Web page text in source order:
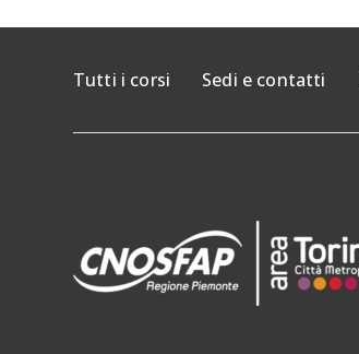
Tutti i corsi Sedi e contatti